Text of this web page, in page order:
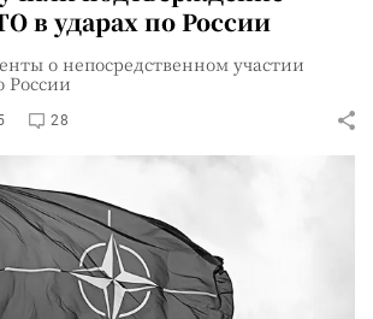
в ударах по России
о непосредственном участии
России
28